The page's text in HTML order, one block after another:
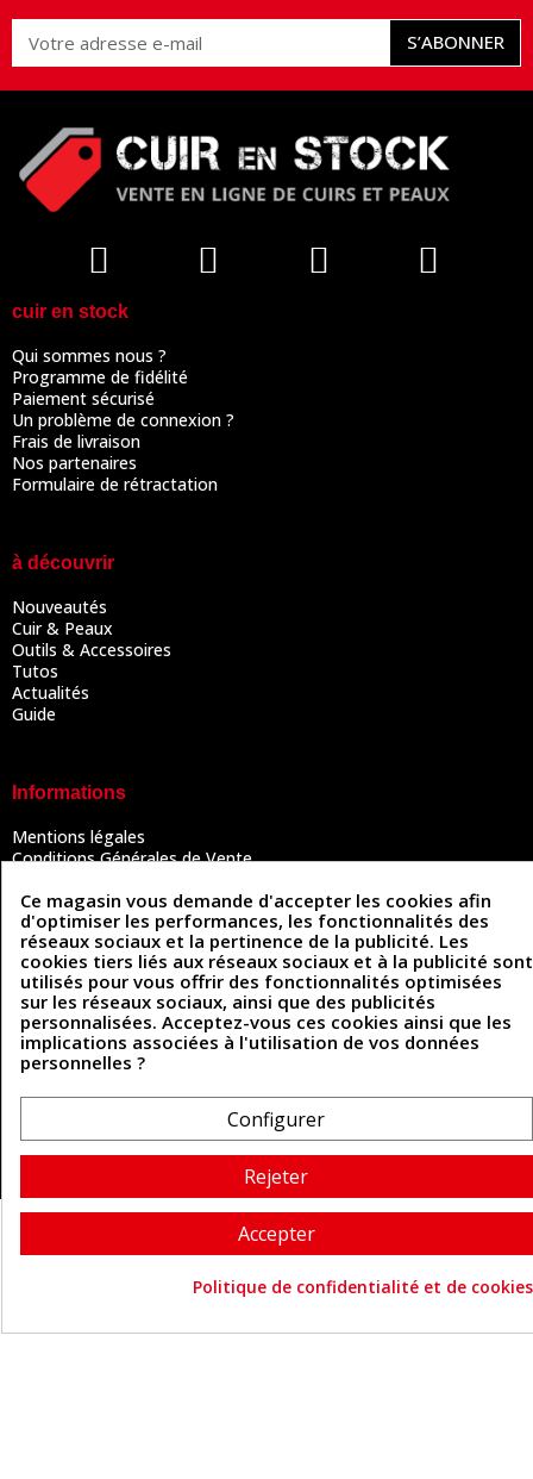
S’ABONNER
cuir en stock
Qui sommes nous ?
Programme de fidélité
Paiement sécurisé
Un problème de connexion ?
Frais de livraison
Nos partenaires
Formulaire de rétractation
à découvrir
Nouveautés
Cuir & Peaux
Outils & Accessoires
Tutos
Actualités
Guide
Informations
Mentions légales
Conditions Générales de Vente
Politique des cookies
Contactez-nous
Coordonnées
493 Chemin de Catougnac
81300 Graulhet
05 63 34 51 88
Cuirenstock © 2026 - Une création Quatrys 💙
Ce magasin vous demande d'accepter les cookies afin
d'optimiser les performances, les fonctionnalités des
réseaux sociaux et la pertinence de la publicité. Les
cookies tiers liés aux réseaux sociaux et à la publicité sont
utilisés pour vous offrir des fonctionnalités optimisées
sur les réseaux sociaux, ainsi que des publicités
personnalisées. Acceptez-vous ces cookies ainsi que les
implications associées à l'utilisation de vos données
personnelles ?
Configurer
Rejeter
Accepter
Politique de confidentialité et de cookies